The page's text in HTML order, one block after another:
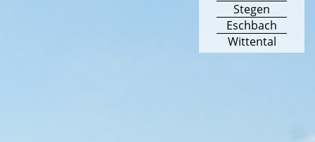
Stegen
Eschbach
Wittental